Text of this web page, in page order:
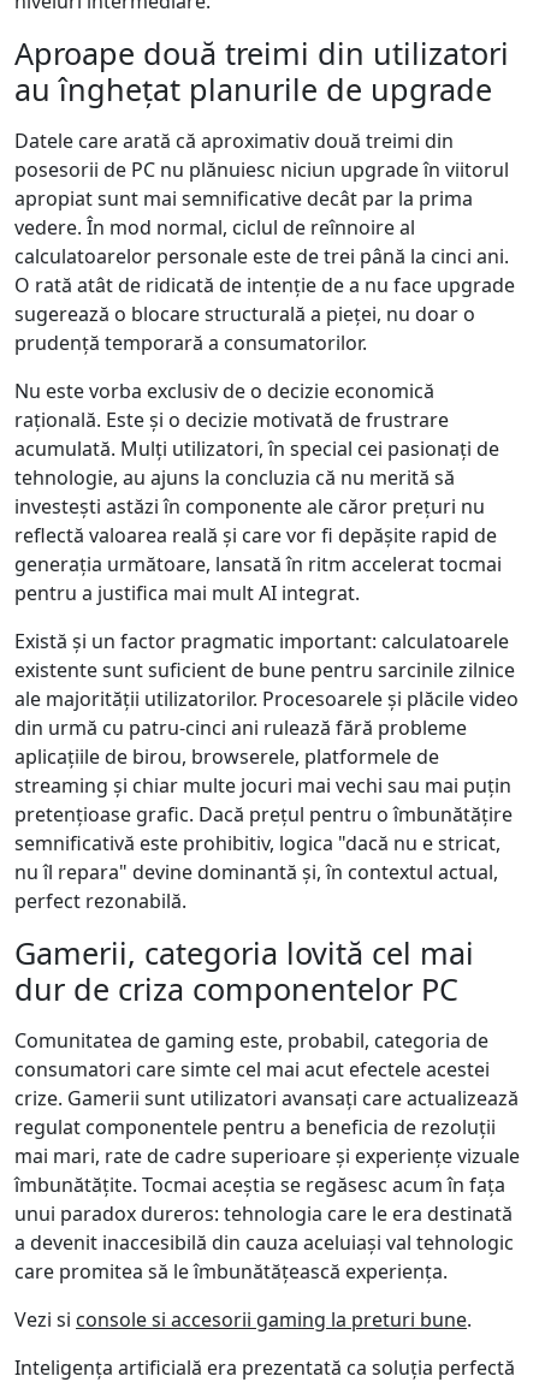
Aproape două treimi din utilizatori
au înghețat planurile de upgrade
Datele care arată că aproximativ două treimi din
posesorii de PC nu plănuiesc niciun upgrade în viitorul
apropiat sunt mai semnificative decât par la prima
vedere. În mod normal, ciclul de reînnoire al
calculatoarelor personale este de trei până la cinci ani.
O rată atât de ridicată de intenție de a nu face upgrade
sugerează o blocare structurală a pieței, nu doar o
prudență temporară a consumatorilor.
Nu este vorba exclusiv de o decizie economică
rațională. Este și o decizie motivată de frustrare
acumulată. Mulți utilizatori, în special cei pasionați de
tehnologie, au ajuns la concluzia că nu merită să
investești astăzi în componente ale căror prețuri nu
reflectă valoarea reală și care vor fi depășite rapid de
generația următoare, lansată în ritm accelerat tocmai
pentru a justifica mai mult AI integrat.
Există și un factor pragmatic important: calculatoarele
existente sunt suficient de bune pentru sarcinile zilnice
ale majorității utilizatorilor. Procesoarele și plăcile video
din urmă cu patru-cinci ani rulează fără probleme
aplicațiile de birou, browserele, platformele de
streaming și chiar multe jocuri mai vechi sau mai puțin
pretențioase grafic. Dacă prețul pentru o îmbunătățire
semnificativă este prohibitiv, logica "dacă nu e stricat,
nu îl repara" devine dominantă și, în contextul actual,
perfect rezonabilă.
Gamerii, categoria lovită cel mai
dur de criza componentelor PC
Comunitatea de gaming este, probabil, categoria de
consumatori care simte cel mai acut efectele acestei
crize. Gamerii sunt utilizatori avansați care actualizează
regulat componentele pentru a beneficia de rezoluții
mai mari, rate de cadre superioare și experiențe vizuale
îmbunătățite. Tocmai aceștia se regăsesc acum în fața
unui paradox dureros: tehnologia care le era destinată
a devenit inaccesibilă din cauza aceluiași val tehnologic
care promitea să le îmbunătățească experiența.
Vezi si console si accesorii gaming la preturi bune.
Inteligența artificială era prezentată ca soluția perfectă